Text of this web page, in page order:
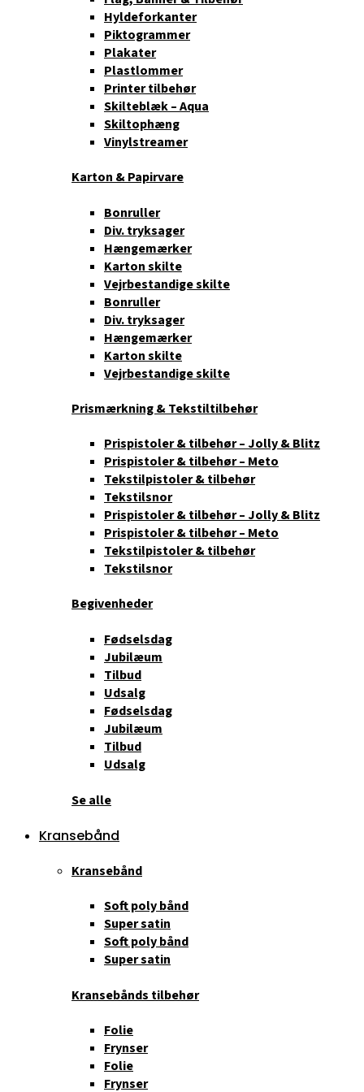
Hyldeforkanter
Piktogrammer
Plakater
Plastlommer
Printer tilbehør
Skilteblæk – Aqua
Skiltophæng
Vinylstreamer
Karton & Papirvare
Bonruller
Div. tryksager
Hængemærker
Karton skilte
Vejrbestandige skilte
Bonruller
Div. tryksager
Hængemærker
Karton skilte
Vejrbestandige skilte
Prismærkning & Tekstiltilbehør
Prispistoler & tilbehør – Jolly & Blitz
Prispistoler & tilbehør – Meto
Tekstilpistoler & tilbehør
Tekstilsnor
Prispistoler & tilbehør – Jolly & Blitz
Prispistoler & tilbehør – Meto
Tekstilpistoler & tilbehør
Tekstilsnor
Begivenheder
Fødselsdag
Jubilæum
Tilbud
Udsalg
Fødselsdag
Jubilæum
Tilbud
Udsalg
Se alle
Kransebånd
Kransebånd
Soft poly bånd
Super satin
Soft poly bånd
Super satin
Kransebånds tilbehør
Folie
Frynser
Folie
Frynser